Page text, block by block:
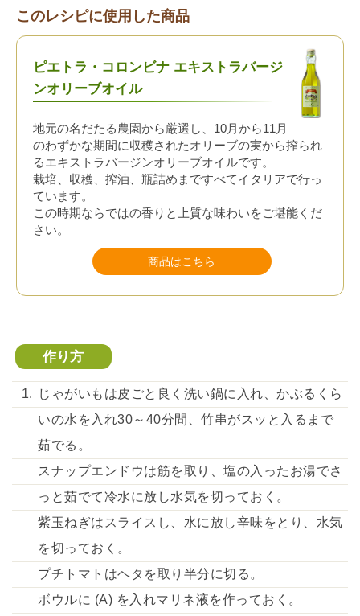
このレシピに使用した商品
ピエトラ・コロンビナ エキストラバージ
ンオリーブオイル
地元の名だたる農園から厳選し、10月から11月
のわずかな期間に収穫されたオリーブの実から搾られ
るエキストラバージンオリーブオイルです。
栽培、収穫、搾油、瓶詰めまですべてイタリアで行っ
ています。
この時期ならではの香りと上質な味わいをご堪能くだ
さい。
商品はこちら
作り方
じゃがいもは皮ごと良く洗い鍋に入れ、かぶるくら
いの水を入れ30～40分間、竹串がスッと入るまで
茹でる。
スナップエンドウは筋を取り、塩の入ったお湯でさ
っと茹でて冷水に放し水気を切っておく。
紫玉ねぎはスライスし、水に放し辛味をとり、水気
を切っておく。
プチトマトはヘタを取り半分に切る。
ボウルに (A) を入れマリネ液を作っておく。